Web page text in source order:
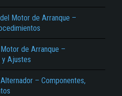
Motor de Arranque –
de Arranque –
y Ajustes
– Componentes,